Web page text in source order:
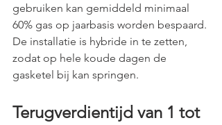
gebruiken kan gemiddeld minimaal
60% gas op jaarbasis worden bespaard.
De installatie is hybride in te zetten,
zodat op hele koude dagen de
gasketel bij kan springen.
Terugverdientijd van 1 tot